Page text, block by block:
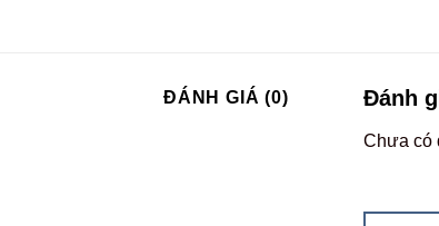
ĐÁNH GIÁ (0) Đánh
Chưa có